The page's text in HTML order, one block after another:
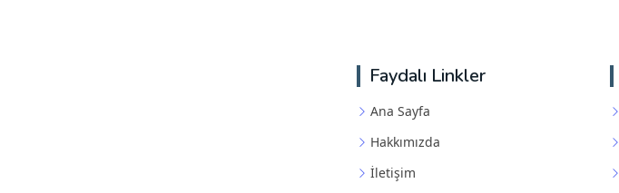
Faydalı Linkler
Ana Sayfa
Hakkımızda
İletişim